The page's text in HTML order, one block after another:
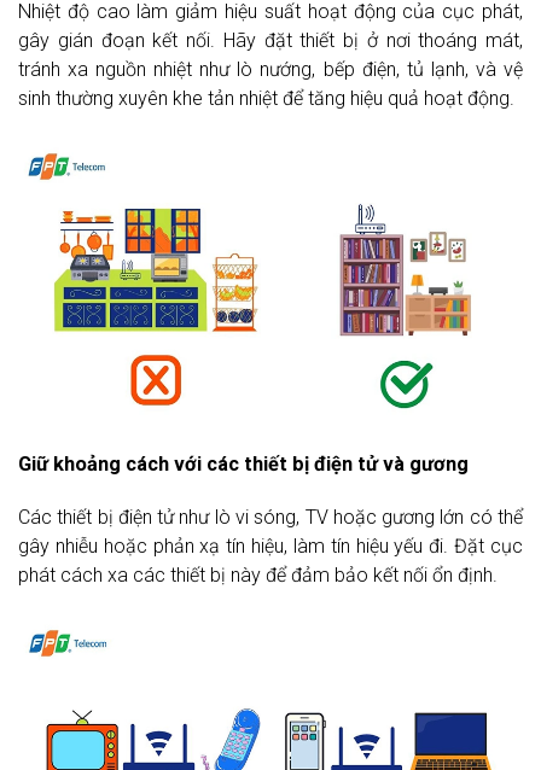
Nhiệt độ cao làm giảm hiệu suất hoạt động của cục phát,
gây gián đoạn kết nối. Hãy đặt thiết bị ở nơi thoáng mát,
tránh xa nguồn nhiệt như lò nướng, bếp điện, tủ lạnh, và vệ
sinh thường xuyên khe tản nhiệt để tăng hiệu quả hoạt động.
Giữ khoảng cách với các thiết bị điện tử và gương
Các thiết bị điện tử như lò vi sóng, TV hoặc gương lớn có thể
gây nhiễu hoặc phản xạ tín hiệu, làm tín hiệu yếu đi. Đặt cục
phát cách xa các thiết bị này để đảm bảo kết nối ổn định.